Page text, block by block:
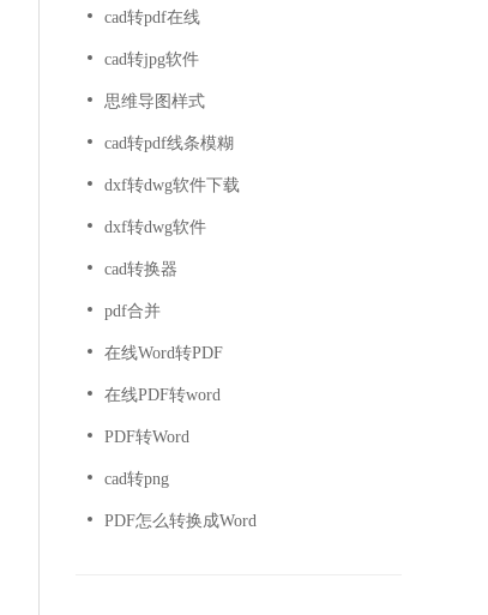
cad转pdf在线
cad转jpg软件
思维导图样式
cad转pdf线条模糊
dxf转dwg软件下载
dxf转dwg软件
cad转换器
pdf合并
在线Word转PDF
在线PDF转word
PDF转Word
cad转png
PDF怎么转换成Word